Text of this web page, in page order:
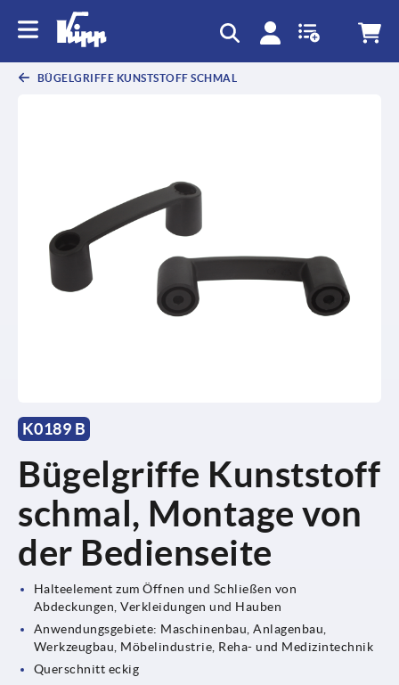
BÜGELGRIFFE KUNSTSTOFF SCHMAL
K0189 B
Bügelgriffe Kunststoff
schmal, Montage von
der Bedienseite
Halteelement zum Öffnen und Schließen von
Abdeckungen, Verkleidungen und Hauben
Anwendungsgebiete: Maschinenbau, Anlagenbau,
Werkzeugbau, Möbelindustrie, Reha- und Medizintechnik
Querschnitt eckig